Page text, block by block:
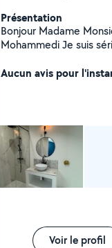
Présentation
Bonjour Madame
Mohammedi Je suis
mobiles Installation
cordialement
Aucun avis pour
Voir le profil